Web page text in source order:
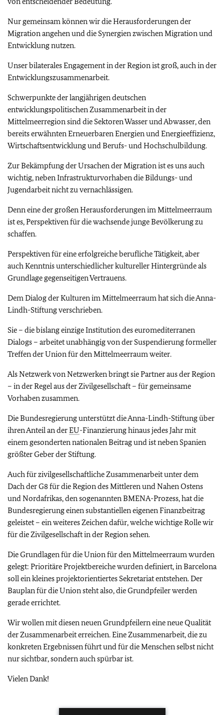
Nur gemeinsam können wir die Herausforderungen der
Migration angehen und die Synergien zwischen Migration und
Entwicklung nutzen.
Unser bilaterales Engagement in der Region ist groß, auch in der
Entwicklungszusammenarbeit.
Schwerpunkte der langjährigen deutschen
entwicklungspolitischen Zusammenarbeit in der
Mittelmeerregion sind die Sektoren Wasser und Abwasser, den
bereits erwähnten Erneuerbaren Energien und Energieeffizienz,
Wirtschaftsentwicklung und Berufs- und Hochschulbildung.
Zur Bekämpfung der Ursachen der Migration ist es uns auch
wichtig, neben Infrastrukturvorhaben die Bildungs- und
Jugendarbeit nicht zu vernachlässigen.
Denn eine der großen Herausforderungen im Mittelmeerraum
ist es, Perspektiven für die wachsende junge Bevölkerung zu
schaffen.
Perspektiven für eine erfolgreiche berufliche Tätigkeit, aber
auch Kenntnis unterschiedlicher kultureller Hintergründe als
Grundlage gegenseitigen Vertrauens.
Dem Dialog der Kulturen im Mittelmeerraum hat sich die Anna-
Lindh-Stiftung verschrieben.
Sie – die bislang einzige Institution des euromediterranen
Dialogs – arbeitet unabhängig von der Suspendierung formeller
Treffen der Union für den Mittelmeerraum weiter.
Als Netzwerk von Netzwerken bringt sie Partner aus der Region
– in der Regel aus der Zivilgesellschaft – für gemeinsame
Vorhaben zusammen.
Die Bundesregierung unterstützt die Anna-Lindh-Stiftung über
ihren Anteil an derEU-Finanzierung hinaus jedes Jahr mit
einem gesonderten nationalen Beitrag und ist neben Spanien
größter Geber der Stiftung.
Auch für zivilgesellschaftliche Zusammenarbeit unter dem
Dach der G8 für die Region des Mittleren und Nahen Ostens
und Nordafrikas, den sogenannten BMENA-Prozess, hat die
Bundesregierung einen substantiellen eigenen Finanzbeitrag
geleistet – ein weiteres Zeichen dafür, welche wichtige Rolle wir
für die Zivilgesellschaft in der Region sehen.
Die Grundlagen für die Union für den Mittelmeerraum wurden
gelegt: Prioritäre Projektbereiche wurden definiert, in Barcelona
soll ein kleines projektorientiertes Sekretariat entstehen. Der
Bauplan für die Union steht also, die Grundpfeiler werden
gerade errichtet.
Wir wollen mit diesen neuen Grundpfeilern eine neue Qualität
der Zusammenarbeit erreichen. Eine Zusammenarbeit, die zu
konkreten Ergebnissen führt und für die Menschen selbst nicht
nur sichtbar, sondern auch spürbar ist.
Vielen Dank!